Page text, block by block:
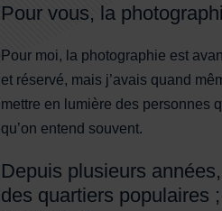
Pour vous, la
Pour moi, la photographie est
et réservé, mais j’avais quand
mettre en lumière des personnes
qu’on entend souvent.
Depuis plusieurs
des quartiers populaires